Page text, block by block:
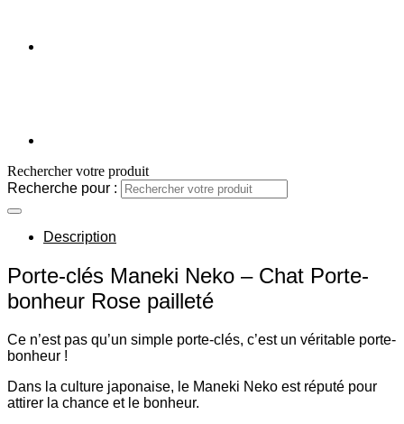
Rechercher votre produit
Recherche pour :
Description
Porte-clés Maneki Neko – Chat Porte-
bonheur Rose pailleté
Ce n’est pas qu’un simple porte-clés, c’est un véritable porte-
bonheur !
Dans la culture japonaise, le Maneki Neko est réputé pour
attirer la chance et le bonheur.